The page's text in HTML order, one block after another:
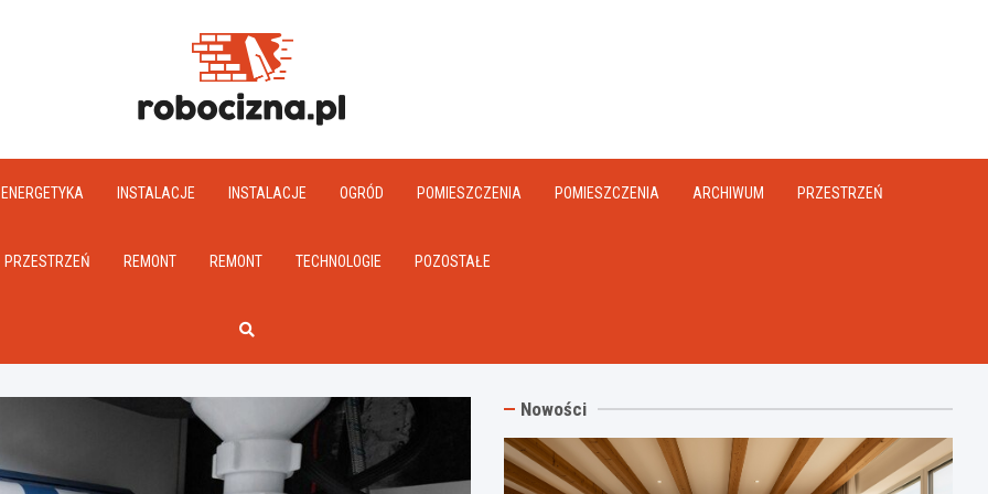
ENERGETYKA INSTALACJE INSTALACJE OGRÓD POMIESZCZENIA POMIESZCZENIA ARCHIWUM PRZESTRZEŃ
PRZESTRZEŃ REMONT REMONT TECHNOLOGIE POZOSTAŁE
Nowości